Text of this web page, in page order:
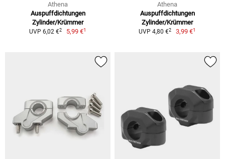
Athena
Auspuffdichtungen
Zylinder/Krümmer
UVP 6,02 €2 5,99 €1
Athena
Auspuffdichtungen
Zylinder/Krümmer
UVP 4,80 €2 3,99 €1